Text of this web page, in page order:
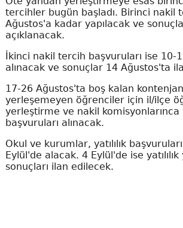
tercihler bugün başladı. Birinci nakil
Ağustos'a kadar yapılacak ve
açıklanacak.
İkinci nakil tercih başvuruları ise 10-
alınacak ve sonuçlar 14 Ağustos'ta
17-26 Ağustos'ta boş kalan
yerleşemeyen öğrenciler için il/ilçe
yerleştirme ve nakil
başvuruları alınacak.
Okul ve kurumlar, yatılılık
Eylül'de alacak. 4 Eylül'de ise
sonuçları ilan edilecek.